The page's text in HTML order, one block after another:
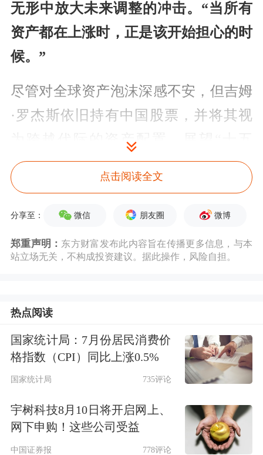
无形中放大未来调整的冲击。“当所有
资产都在上涨时，正是该开始担心的时
候。”
尽管对全球资产泡沫深感不安，但吉姆
·罗杰斯依旧持有中国股票，并将其视
为跨越代际的资产配置。展望“十五
五”，罗杰斯认为中国庞大且受过良好
教育
的人口、相对较低的债务水平和持
续开放的市场将让中国充满竞争
力。“中国是21世纪最具潜力的国家之
一。我不会放弃投资中国。”
事，既要保持警惕，也要充满希望。
点击阅读全文
分享至： 微信 朋友圈 微博
郑重声明： 东方财富发布此内容旨在传播更多信息，与本
站立场无关，不构成投资建议。据此操作，风险自担。
热点阅读
国家统计局：7月份居民消费价
格指数（CPI）同比上涨0.5%
国家统计局 735评论
宇树科技8月10日将开启网上、
网下申购！这些公司受益
中国证券报 778评论